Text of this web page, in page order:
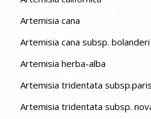
Artemisia cana
Artemisia cana subsp. bolanderi
Artemisia herba-alba
Artemisia tridentata
Artemisia tridentata subsp.